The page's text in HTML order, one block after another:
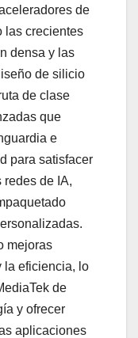
de
las crecientes
densa y las
de silicio
de clase
que
e
para satisfacer
redes de IA,
mejoras
la eficiencia, lo
de
y ofrecer
aplicaciones